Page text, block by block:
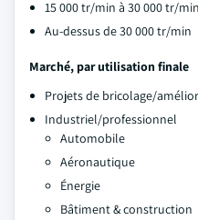
15 000 tr/min à 30 000 tr/min
Au-dessus de 30 000 tr/min
Marché, par utilisation finale
Projets de bricolage/
Industriel/professionnel
Automobile
Aéronautique
Énergie
Bâtiment & construction